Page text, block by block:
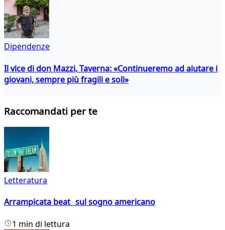
Dipendenze
Il vice di don Mazzi, Taverna: «Continueremo ad aiutare i
giovani, sempre più fragili e soli»
Raccomandati per te
Letteratura
Arrampicata beat sul sogno americano
1 min di lettura